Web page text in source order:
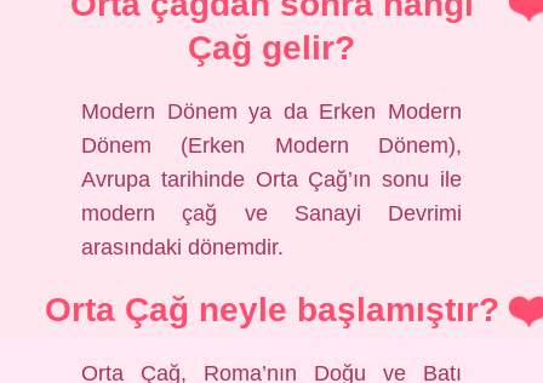
Çağ gelir?
Modern Dönem ya da Erken Modern
Dönem (Erken Modern Dönem),
Avrupa tarihinde Orta Çağ’ın sonu ile
modern çağ ve Sanayi Devrimi
arasındaki dönemdir.
Orta Çağ neyle başlamıştır?
Orta Çağ, Roma’nın Doğu ve Batı